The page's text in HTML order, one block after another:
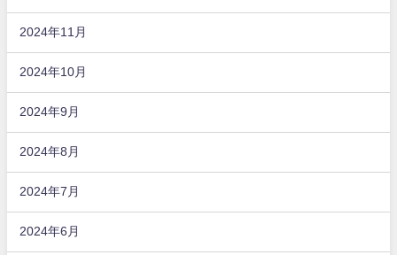
2024年11月
2024年10月
2024年9月
2024年8月
2024年7月
2024年6月